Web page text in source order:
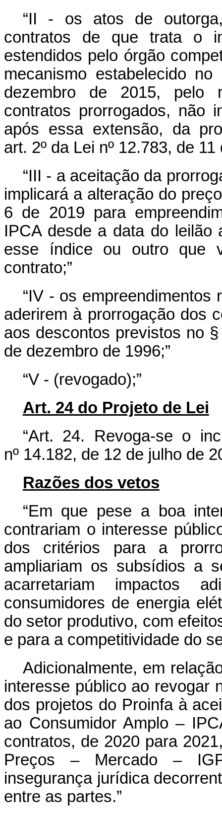
“II - os atos de
contratos de que trata o
estendidos pelo órgão
mecanismo estabelecido
dezembro de 2015, pelo
contratos prorrogados, não
após essa extensão, da
art. 2º da Lei nº 12.783, de
“III - a aceitação da
implicará a alteração do
6 de 2019 para
IPCA desde a data do leilão
esse índice ou outro que
contrato;”
“IV - os
aderirem à prorrogação dos
aos descontos previstos no
de dezembro de 1996;”
“V - (revogado);”
Art. 24 do Projeto de Lei
“Art. 24. Revoga-se o
nº 14.182, de 12 de julho de
Razões dos vetos
“Em que pese a boa
contrariam o interesse
dos critérios para a
ampliariam os subsídios a
acarretariam impactos
consumidores de energia
do setor produtivo, com
e para a competitividade do
Adicionalmente, em
interesse público ao revogar
dos projetos do Proinfa à
ao Consumidor Amplo –
contratos, de 2020 para
Preços – Mercado –
insegurança jurídica
entre as partes.”